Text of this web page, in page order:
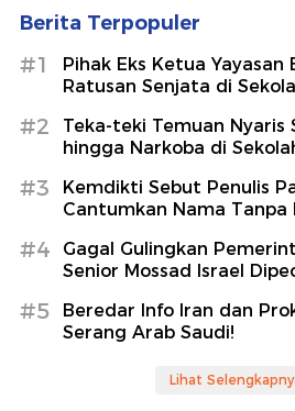
Berita Terpopuler
#1
Pihak Eks Ketua Yayasan
Ratusan Senjata di
#2
Teka-teki Temuan Nyaris
hingga Narkoba di
#3
Kemdikti Sebut Penulis
Cantumkan Nama Tanpa
#4
Gagal Gulingkan
Senior Mossad Israel
#5
Beredar Info Iran dan
Serang Arab Saudi!
Lihat